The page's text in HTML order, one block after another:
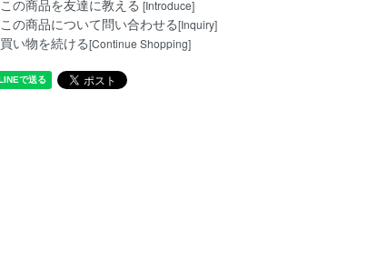
この商品を友達に教える [Introduce]
この商品について問い合わせる[Inquiry]
買い物を続ける[Continue Shopping]